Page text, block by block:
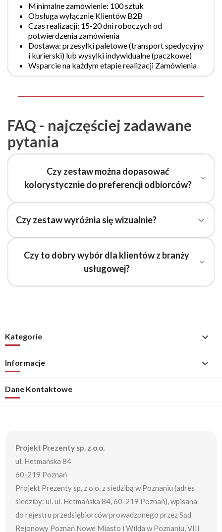
Minimalne zamówienie: 100 sztuk
Obsługa wyłącznie Klientów B2B
Czas realizacji: 15-20 dni roboczych od
potwierdzenia zamówienia
Dostawa: przesyłki paletowe (transport spedycyjny
i kurierski) lub wysylki indywidualne (paczkowe)
Wsparcie na każdym etapie realizacji Zamówienia
FAQ - najczęściej zadawane
pytania
Czy zestaw można dopasować
kolorystycznie do preferencji odbiorców?
Czy zestaw wyróżnia się wizualnie?
Czy to dobry wybór dla klientów z branży
usługowej?
Kategorie 
Informacje 
Dane Kontaktowe
Projekt Prezenty sp. z o.o.
ul. Hetmańska 84
60-219 Poznań
Projekt Prezenty sp. z o.o. z siedzibą w Poznaniu (adres
siedziby: ul. ul. Hetmańska 84, 60-219 Poznań), wpisana
do rejestru przedsiębiorców prowadzonego przez Sąd
Rejonowy Poznań Nowe Miasto i Wilda w Poznaniu, VIII